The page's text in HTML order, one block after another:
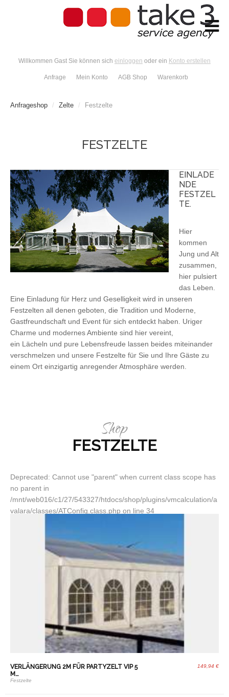
Willkommen Gast Sie können sich einloggen oder ein Konto erstellen
Anfrage Mein Konto AGB Shop Warenkorb
Anfrageshop / Zelte / Festzelte
FESTZELTE
EINLADE
NDE
FESTZEL
TE.
Hier
kommen
Jung und Alt
zusammen,
hier pulsiert
das Leben.
Eine Einladung für Herz und Geselligkeit wird in unseren
Festzelten all denen geboten, die Tradition und Moderne,
Gastfreundschaft und Event für sich entdeckt haben. Uriger
Charme und modernes Ambiente sind hier vereint,
ein Lächeln und pure Lebensfreude lassen beides miteinander
verschmelzen und unsere Festzelte für Sie und Ihre Gäste zu
einem Ort einzigartig anregender Atmosphäre werden.
Shop
FESTZELTE
Deprecated: Cannot use "parent" when current class scope has
no parent in
/mnt/web016/c1/27/543327/htdocs/shop/plugins/vmcalculation/a
valara/classes/ATConfig.class.php on line 34
149,94 €
VERLÄNGERUNG 2M FÜR PARTYZELT VIP 5
M…
Festzelte